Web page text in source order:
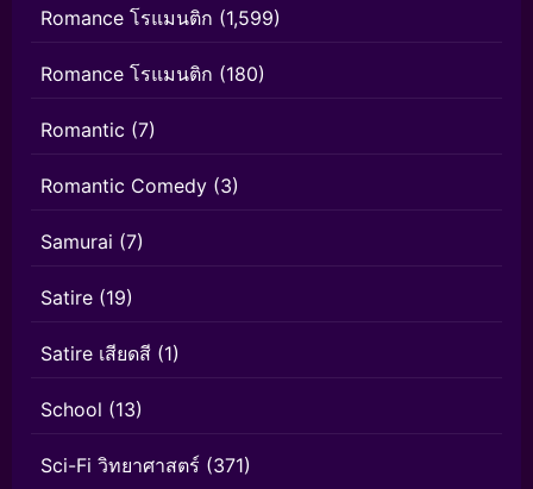
Romance โรแมนติก (1,599)
Romance โรแมนติก (180)
Romantic (7)
Romantic Comedy (3)
Samurai (7)
Satire (19)
Satire เสียดสี (1)
School (13)
Sci-Fi วิทยาศาสตร์ (371)